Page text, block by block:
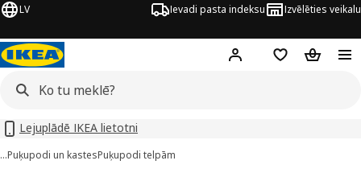
LV Ievadi pasta indeksu Izvēlēties veikalu
Hej! Pierakstīties
PirkumuPirkumu
Lejuplādē IKEA lietotni
…Puķupodi un kastesPuķupodi telpām